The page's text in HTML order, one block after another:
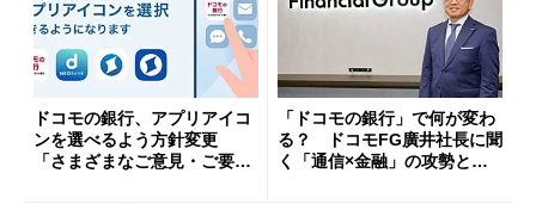
ドコモの銀行、アプリアイコ
ンを選べるよう方針変更
「さまざまなご意見・ご要望
「ドコモの銀行」で何が変わ
る？ ドコモFG廣井社長に聞
く「通信×金融」の攻勢とグ